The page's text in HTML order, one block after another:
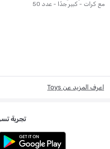
مع كرات - كبير جدًا - عدد 50
اعرف المزيد عن Toys
تجربة